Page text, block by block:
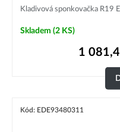
Kladivová sponkovačka R19
Skladem (2 KS)
1
Kód: EDE93480311